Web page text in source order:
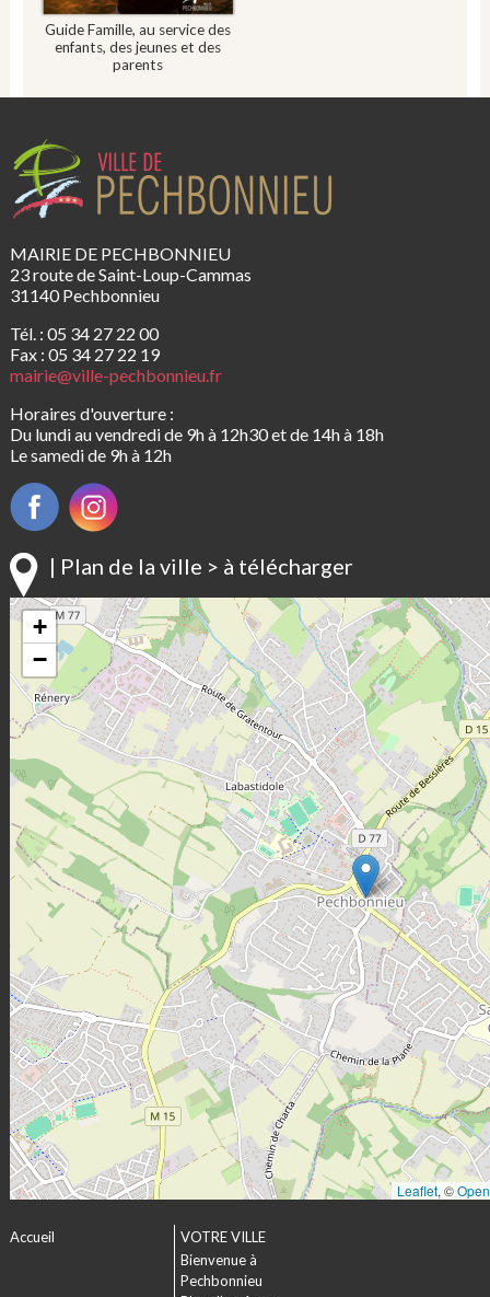
Guide Famille, au service des
enfants, des jeunes et des
parents
MAIRIE DE PECHBONNIEU
23 route de Saint-Loup-Cammas
31140 Pechbonnieu
Tél. : 05 34 27 22 00
Fax : 05 34 27 22 19
mairie@ville-pechbonnieu.fr
Horaires d'ouverture :
Du lundi au vendredi de 9h à 12h30 et de 14h à 18h
Le samedi de 9h à 12h
| Plan de la ville > à télécharger
+
−
Leaflet, ©
Accueil
VOTRE VILLE
Bienvenue à
Pechbonnieu